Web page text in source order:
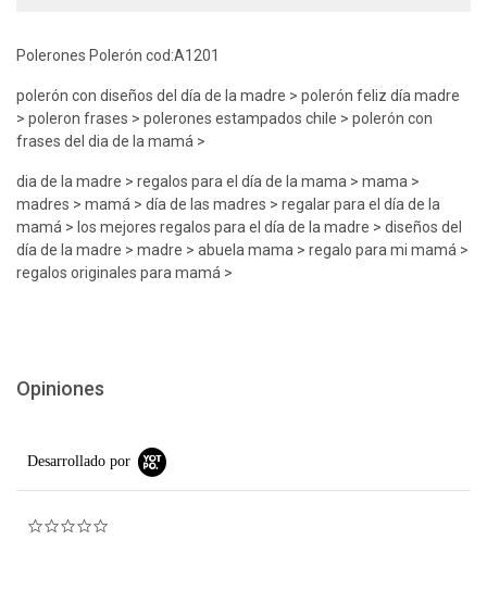
Polerones Polerón cod:A1201
polerón con diseños del día de la madre > polerón feliz día madre
> poleron frases > polerones estampados chile > polerón con
frases del dia de la mamá >
dia de la madre > regalos para el día de la mama > mama >
madres > mamá > día de las madres > regalar para el día de la
mamá > los mejores regalos para el día de la madre > diseños del
día de la madre > madre > abuela mama > regalo para mi mamá >
regalos originales para mamá >
Opiniones
Desarrollado por